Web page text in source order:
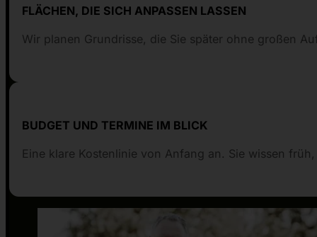
FLÄCHEN, DIE SICH ANPASSEN LASSEN
Wir planen Grundrisse, die Sie später ohne großen
BUDGET UND TERMINE IM BLICK
Eine klare Kostenlinie von Anfang an. Sie wissen